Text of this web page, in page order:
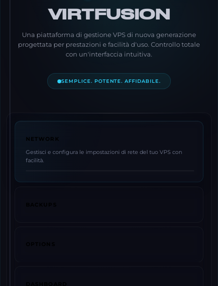
VIRTFUSION
Una piattaforma di gestione VPS di nuova generazione
progettata per prestazioni e facilità d'uso. Controllo totale
con un'interfaccia intuitiva.
SEMPLICE. POTENTE. AFFIDABILE.
NETWORK
Gestisci e configura le impostazioni di rete del tuo VPS con
facilità.